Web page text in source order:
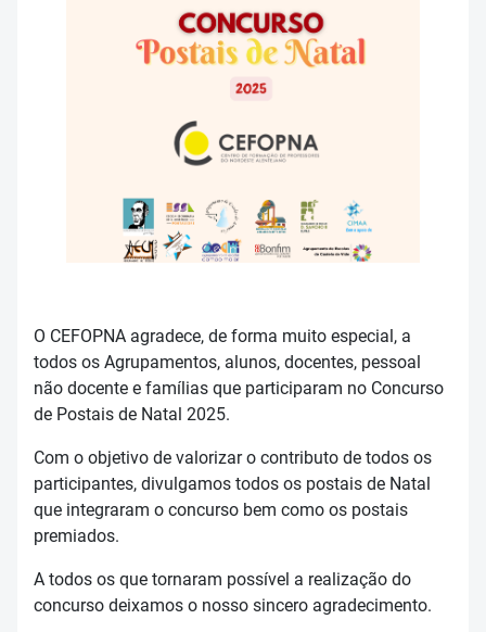
O CEFOPNA agradece, de forma muito especial, a
todos os Agrupamentos, alunos, docentes, pessoal
não docente e famílias que participaram no Concurso
de Postais de Natal 2025.
Com o objetivo de valorizar o contributo de todos os
participantes, divulgamos todos os postais de Natal
que integraram o concurso bem como os postais
premiados.
A todos os que tornaram possível a realização do
concurso deixamos o nosso sincero agradecimento.